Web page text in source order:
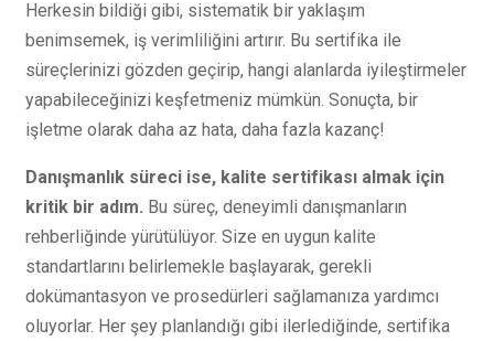
Herkesin bildiği gibi, sistematik bir yaklaşım
benimsemek, iş verimliliğini artırır. Bu sertifika ile
süreçlerinizi gözden geçirip, hangi alanlarda iyileştirmeler
yapabileceğinizi keşfetmeniz mümkün. Sonuçta, bir
işletme olarak daha az hata, daha fazla kazanç!
Danışmanlık süreci ise, kalite sertifikası almak için
kritik bir adım. Bu süreç, deneyimli danışmanların
rehberliğinde yürütülüyor. Size en uygun kalite
standartlarını belirlemekle başlayarak, gerekli
dokümantasyon ve prosedürleri sağlamanıza yardımcı
oluyorlar. Her şey planlandığı gibi ilerlediğinde, sertifika